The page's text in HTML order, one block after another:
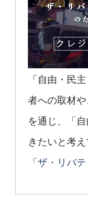
「自由・民
者への取材
を通じ、「
きたいと考え
「ザ・リバ